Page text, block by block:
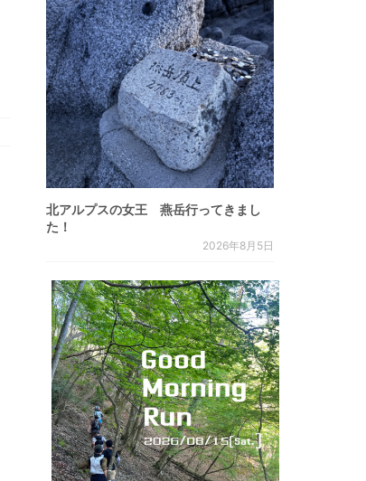
北アルプスの女王 燕岳行ってきまし
た！
2026年8月5日